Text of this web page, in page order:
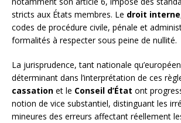
stricts aux États membres. Le droit interne
codes de procédure civile, pénale et
formalités à respecter sous peine de nullité.
La jurisprudence, tant nationale
déterminant dans l’interprétation de ces
cassation et le Conseil d’État ont
notion de vice substantiel, distinguant les
mineures des erreurs affectant réellement